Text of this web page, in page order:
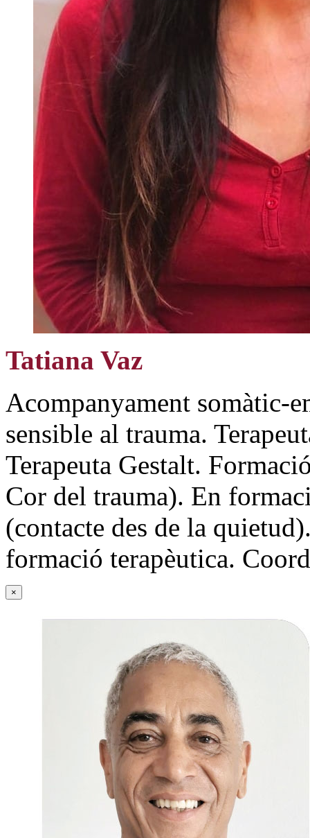
Tatiana Vaz
Acompanyament somàtic-
sensible al trauma.
Terapeuta Gestalt.
Cor del trauma). En
(contacte des de la
formació terapèutica.
×